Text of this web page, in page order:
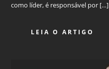
como líder, é responsável por […]
LEIA O ARTIGO